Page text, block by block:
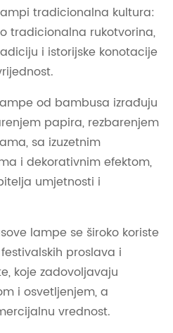
tradicionalna kultura:
tradicionalna rukotvorina,
i istorijske konotacije
od bambusa izrađuju
papira, rezbarenjem
sa izuzetnim
i dekorativnim efektom,
umjetnosti i
lampe se široko koriste
proslava i
koje zadovoljavaju
i osvetljenjem, a
vrednost.